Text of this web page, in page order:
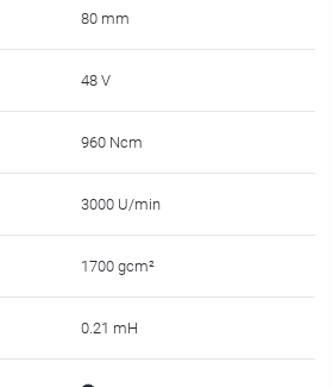
80 mm
48 V
960 Ncm
3000 U/min
1700 gcm²
0.21 mH